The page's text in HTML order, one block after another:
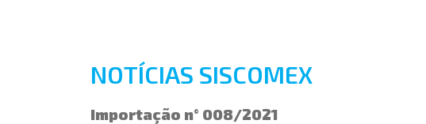
NOTÍCIAS SISCOMEX
Importação n° 008/2021